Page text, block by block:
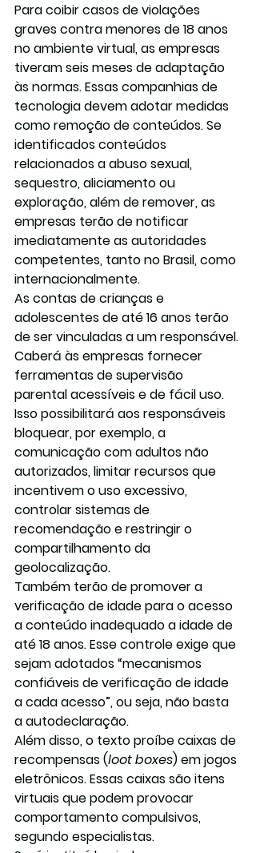
Para coibir casos de violações
graves contra menores de 18 anos
no ambiente virtual, as empresas
tiveram seis meses de adaptação
às normas. Essas companhias de
tecnologia devem adotar medidas
como remoção de conteúdos. Se
identificados conteúdos
relacionados a abuso sexual,
sequestro, aliciamento ou
exploração, além de remover, as
empresas terão de notificar
imediatamente as autoridades
competentes, tanto no Brasil, como
internacionalmente.
As contas de crianças e
adolescentes de até 16 anos terão
de ser vinculadas a um responsável.
Caberá às empresas fornecer
ferramentas de supervisão
parental acessíveis e de fácil uso.
Isso possibilitará aos responsáveis
bloquear, por exemplo, a
comunicação com adultos não
autorizados, limitar recursos que
incentivem o uso excessivo,
controlar sistemas de
recomendação e restringir o
compartilhamento da
geolocalização.
Também terão de promover a
verificação de idade para o acesso
a conteúdo inadequado a idade de
até 18 anos. Esse controle exige que
sejam adotados “mecanismos
confiáveis de verificação de idade
a cada acesso”, ou seja, não basta
a autodeclaração.
Além disso, o texto proíbe caixas de
recompensas (loot boxes) em jogos
eletrônicos. Essas caixas são itens
virtuais que podem provocar
comportamento compulsivos,
segundo especialistas.